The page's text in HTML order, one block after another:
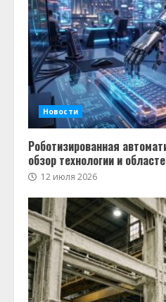
Новости
Роботизированная
обзор технологии и
12 июля 2026